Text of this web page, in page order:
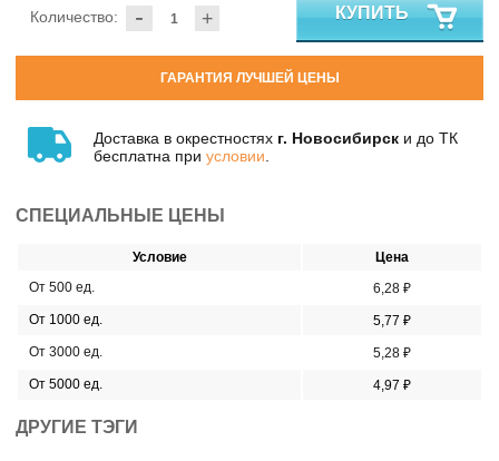
- +
Количество: КУПИТЬ
ГАРАНТИЯ ЛУЧШЕЙ ЦЕНЫ
Доставка в окрестностях г. Новосибирск и до ТК
бесплатна при условии
СПЕЦИАЛЬНЫЕ ЦЕНЫ
Условие
Цена
От 500 ед.
6,28 ₽
От 1000 ед.
5,77 ₽
От 3000 ед.
5,28 ₽
От 5000 ед.
4,97 ₽
ДРУГИЕ ТЭГИ